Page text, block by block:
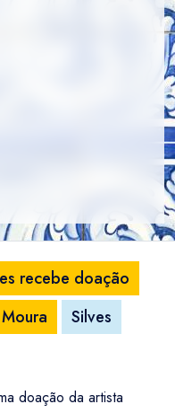
recebe doação
Silves
doação da artista